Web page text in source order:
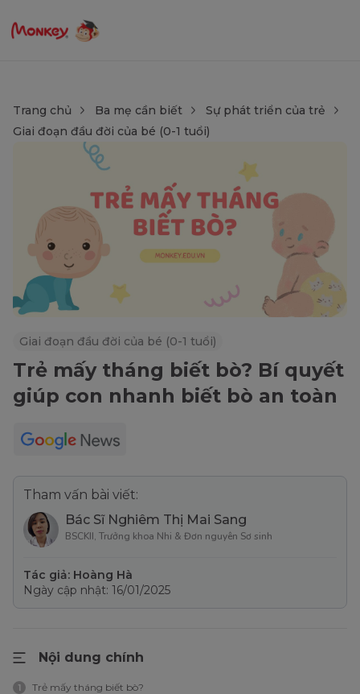
Trang chủ Ba mẹ cần biết
Sự phát triển của trẻ
Giai đoạn đầu đời của bé (0-1 tuổi)
Giai đoạn đầu đời của bé (0-1 tuổi)
Trẻ mấy tháng biết bò? Bí quyết
giúp con nhanh biết bò an toàn
Tham vấn bài viết:
Bác Sĩ Nghiêm Thị Mai Sang
BSCKII, Trưởng khoa Nhi & Đơn nguyên Sơ sinh
Tác giả: Hoàng Hà
Ngày cập nhật: 16/01/2025
Nội dung chính
1 Trẻ mấy tháng biết bò?